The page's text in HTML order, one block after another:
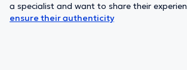
a specialist and want to share their
ensure their authenticity